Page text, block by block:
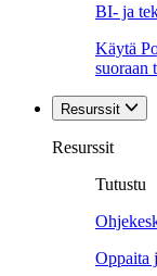
BI- ja
Käytä
suoraan
Resurssit
Resurssit
Tutustu
Oppaita